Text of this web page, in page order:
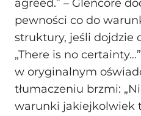
agreed.” – Glencore
pewności co do
struktury, jeśli dojdzie
„There is no
w oryginalnym
tłumaczeniu brzmi:
warunki jakiejkolwiek